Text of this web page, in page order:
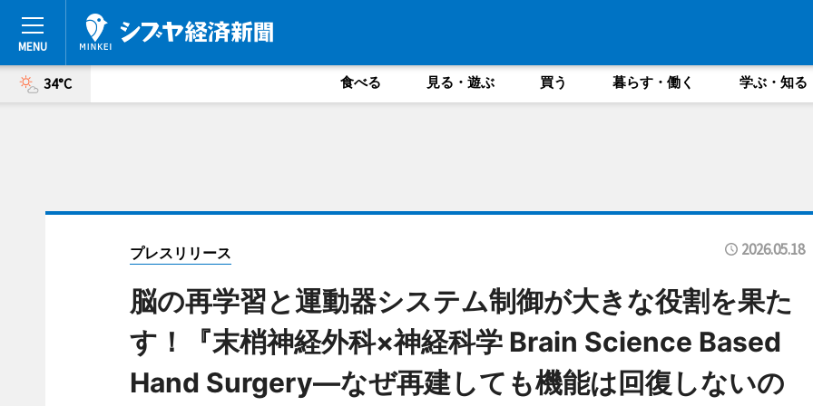
34°C 食べる 見る・遊ぶ 買う 暮らす・働く 学ぶ・知る
プレスリリース 2026.05.18
脳の再学習と運動器システム制御が大きな役割を果た
す！『末梢神経外科×神経科学 Brain Science Based
Hand Surgery―なぜ再建しても機能は回復しないの